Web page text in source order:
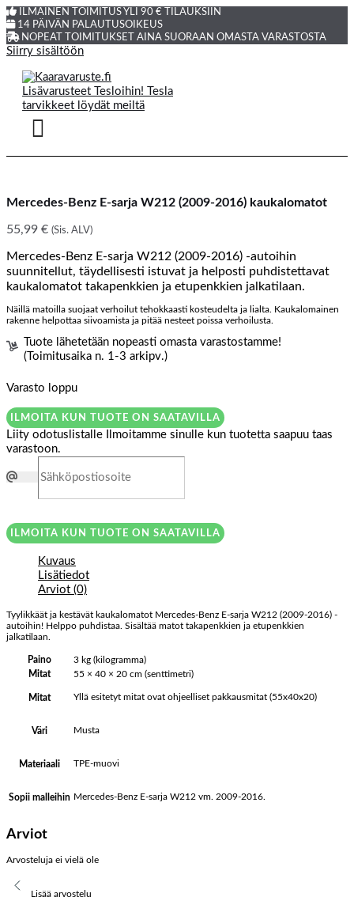
ILMAINEN TOIMITUS YLI 90 € TILAUKSIIN
14 PÄIVÄN PALAUTUSOIKEUS
NOPEAT TOIMITUKSET AINA SUORAAN OMASTA VARASTOSTA
Siirry sisältöön
Mercedes-Benz E-sarja W212 (2009-2016) kaukalomatot
55,99 € (Sis. ALV)
Mercedes-Benz E-sarja W212 (2009-2016) -autoihin
suunnitellut, täydellisesti istuvat ja helposti puhdistettavat
kaukalomatot takapenkkien ja etupenkkien jalkatilaan.
Näillä matoilla suojaat verhoilut tehokkaasti kosteudelta ja lialta. Kaukalomainen
rakenne helpottaa siivoamista ja pitää nesteet poissa verhoilusta.
Tuote lähetetään nopeasti omasta varastostamme!
(Toimitusaika n. 1-3 arkipv.)
Varasto loppu
ILMOITA KUN TUOTE ON SAATAVILLA
Liity odotuslistalle
Ilmoitamme sinulle kun tuotetta saapuu taas
varastoon.
ILMOITA KUN TUOTE ON SAATAVILLA
Kuvaus
Lisätiedot
Arviot (0)
Tyylikkäät ja kestävät kaukalomatot Mercedes-Benz E-sarja W212 (2009-2016) -
autoihin! Helppo puhdistaa. Sisältää matot takapenkkien ja etupenkkien
jalkatilaan.
Paino
3 kg (kilogramma)
Mitat
55 × 40 × 20 cm (senttimetri)
Mitat Yllä esitetyt mitat ovat ohjeelliset pakkausmitat (55x40x20)
Väri Musta
Materiaali TPE-muovi
Sopii malleihin Mercedes-Benz E-sarja W212 vm. 2009-2016.
Arviot
Arvosteluja ei vielä ole
Lisää arvostelu